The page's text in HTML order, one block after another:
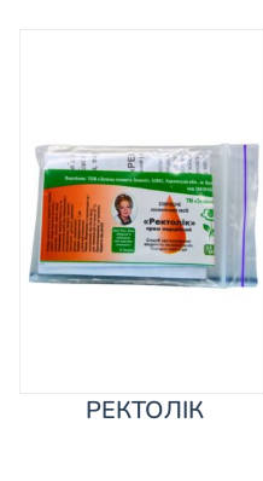
РЕКТОЛІК